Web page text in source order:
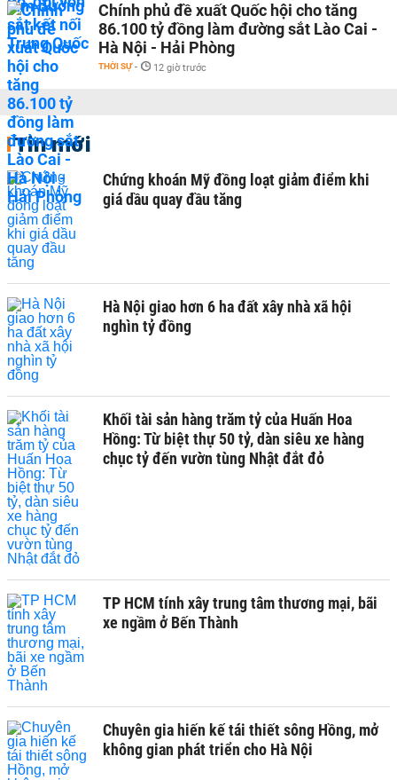
Chính phủ đề xuất Quốc hội cho tăng
86.100 tỷ đồng làm đường sắt Lào Cai -
Hà Nội - Hải Phòng
THỜI SỰ - 12 giờ trước
Tin mới
Chứng khoán Mỹ đồng loạt giảm điểm khi
giá dầu quay đầu tăng
Hà Nội giao hơn 6 ha đất xây nhà xã hội
nghìn tỷ đồng
Khối tài sản hàng trăm tỷ của Huấn Hoa
Hồng: Từ biệt thự 50 tỷ, dàn siêu xe hàng
chục tỷ đến vườn tùng Nhật đắt đỏ
TP HCM tính xây trung tâm thương mại, bãi
xe ngầm ở Bến Thành
Chuyên gia hiến kế tái thiết sông Hồng, mở
không gian phát triển cho Hà Nội